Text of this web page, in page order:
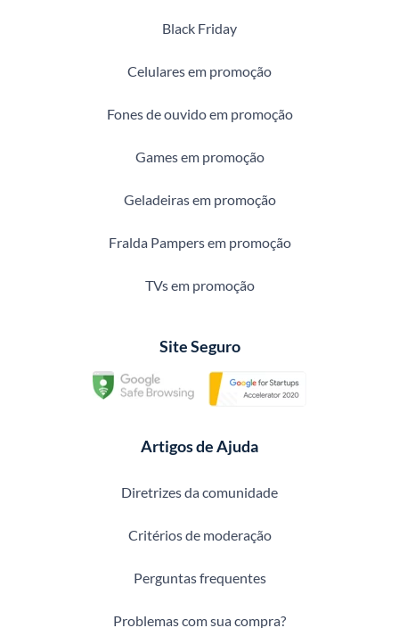
Black Friday
Celulares em promoção
Fones de ouvido em promoção
Games em promoção
Geladeiras em promoção
Fralda Pampers em promoção
TVs em promoção
Site Seguro
Artigos de Ajuda
Diretrizes da comunidade
Critérios de moderação
Perguntas frequentes
Problemas com sua compra?